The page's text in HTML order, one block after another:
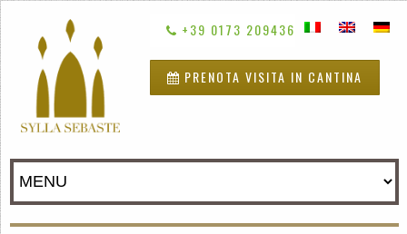
+39 0173 209436
PRENOTA VISITA IN CANTINA